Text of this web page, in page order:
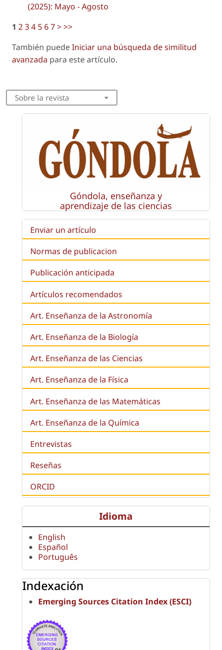
(2025): Mayo - Agosto
1 234 567>>>
También puedeIniciar una búsqueda de similitud
avanzada para este artículo.
Sobre la revista
Góndola, enseñanza y
aprendizaje de las ciencias
Enviar un artículo
Normas de publicacion
Publicación anticipada
Artículos recomendados
Art. Enseñanza de la Astronomía
Art. Enseñanza de la Biología
Art. Enseñanza de las Ciencias
Art. Enseñanza de la Física
Art. Enseñanza de las Matemáticas
Art. Enseñanza de la Química
Entrevistas
Reseñas
ORCID
Idioma
English
Español
Português
Indexación
Emerging Sources Citation Index (ESCI)